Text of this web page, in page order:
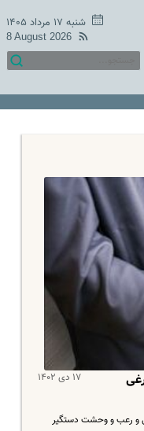
شنبه ۱۷ مرداد ۱۴۰۵
8 August 2026
۱۷ دی ۱۴۰۲
و رعب و وحشت دستگیر